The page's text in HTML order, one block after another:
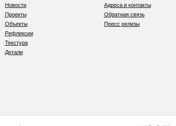
Новости
Проекты
Объекты
Рефлексии
Текстура
Детали
Адреса и контакты
Обратная связь
Пресс релизы